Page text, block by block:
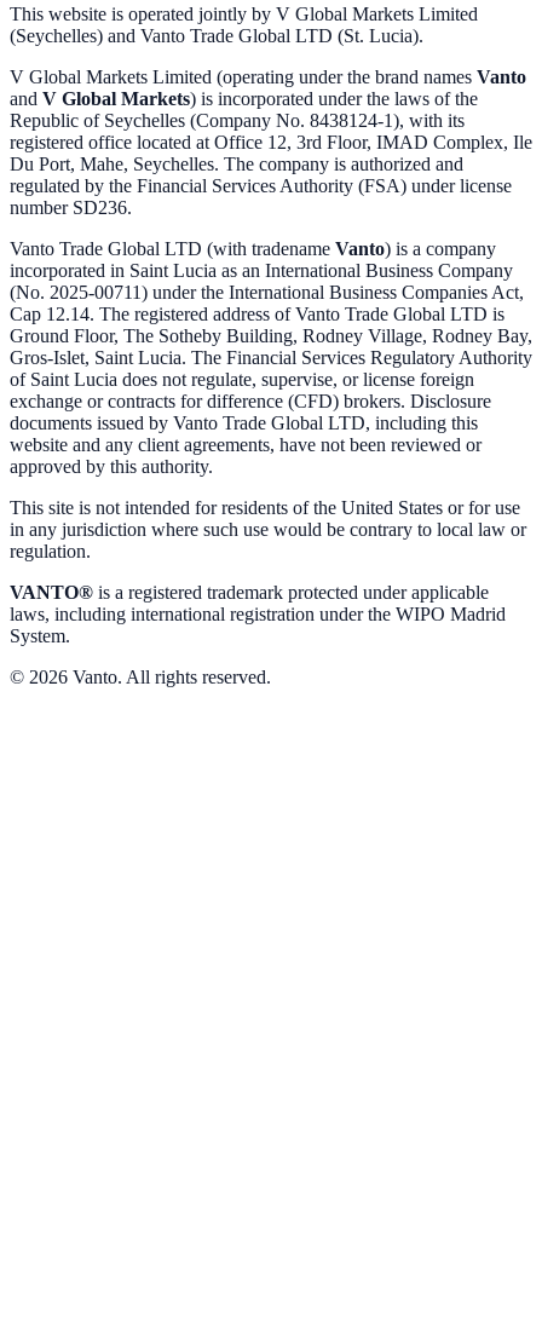
This website is operated jointly by V Global Markets Limited
(Seychelles) and Vanto Trade Global LTD (St. Lucia).
V Global Markets Limited (operating under the brand names Vanto
and V Global Markets) is incorporated under the laws of the
Republic of Seychelles (Company No. 8438124-1), with its
registered office located at Office 12, 3rd Floor, IMAD Complex, Ile
Du Port, Mahe, Seychelles. The company is authorized and
regulated by the Financial Services Authority (FSA) under license
number SD236.
Vanto Trade Global LTD (with tradename Vanto) is a company
incorporated in Saint Lucia as an International Business Company
(No. 2025-00711) under the International Business Companies Act,
Cap 12.14. The registered address of Vanto Trade Global LTD is
Ground Floor, The Sotheby Building, Rodney Village, Rodney Bay,
Gros-Islet, Saint Lucia. The Financial Services Regulatory Authority
of Saint Lucia does not regulate, supervise, or license foreign
exchange or contracts for difference (CFD) brokers. Disclosure
documents issued by Vanto Trade Global LTD, including this
website and any client agreements, have not been reviewed or
approved by this authority.
This site is not intended for residents of the United States or for use
in any jurisdiction where such use would be contrary to local law or
regulation.
VANTO® is a registered trademark protected under applicable
laws, including international registration under the WIPO Madrid
System.
© 2026 Vanto. All rights reserved.